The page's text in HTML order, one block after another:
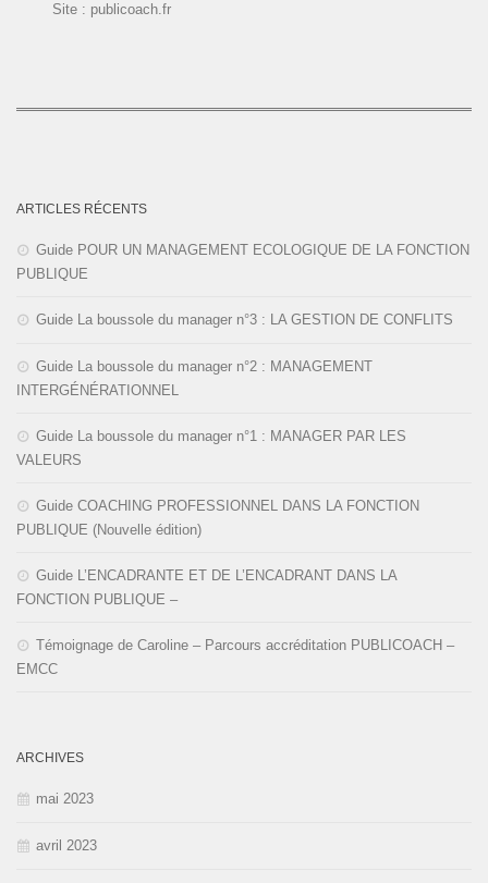
Site : publicoach.fr
ARTICLES RÉCENTS
Guide POUR UN MANAGEMENT ECOLOGIQUE DE LA FONCTION
PUBLIQUE
Guide La boussole du manager n°3 : LA GESTION DE CONFLITS
Guide La boussole du manager n°2 : MANAGEMENT
INTERGÉNÉRATIONNEL
Guide La boussole du manager n°1 : MANAGER PAR LES
VALEURS
Guide COACHING PROFESSIONNEL DANS LA FONCTION
PUBLIQUE (Nouvelle édition)
Guide L’ENCADRANTE ET DE L’ENCADRANT DANS LA
FONCTION PUBLIQUE –
Témoignage de Caroline – Parcours accréditation PUBLICOACH –
EMCC
ARCHIVES
mai 2023
avril 2023